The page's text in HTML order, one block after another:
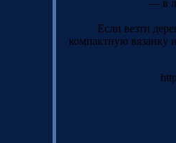
— в
Если везти
компактную вязанку